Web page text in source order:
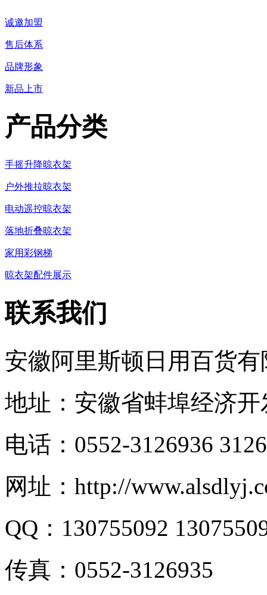
诚邀加盟
售后体系
品牌形象
新品上市
产品分类
手摇升降晾衣架
户外推拉晾衣架
电动遥控晾衣架
落地折叠晾衣架
家用彩钢梯
晾衣架配件展示
联系我们
安徽阿里斯顿日用百货有
地址：安徽省蚌埠经济
电话：0552-3126936
网址：http://
QQ：130755092
传真：0552-3126935